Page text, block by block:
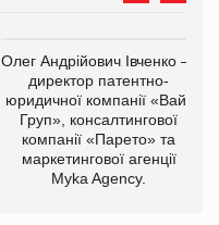
Олег Андрійович Івченко —
директор патентно-
юридичної компанії «Вайз
Груп», консалтингової
компанії «Парето» та
маркетингової агенції
Myka Agency.